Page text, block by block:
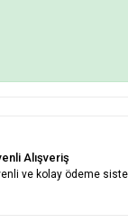
Alışveriş
ve kolay ödeme